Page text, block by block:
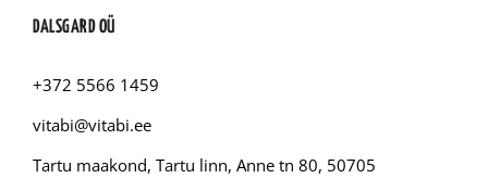
DALSGARD OÜ
+372 5566 1459
vitabi@vitabi.ee
Tartu maakond, Tartu linn, Anne tn 80, 50705